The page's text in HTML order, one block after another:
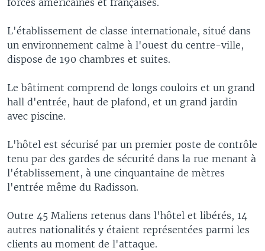
L'établissement de classe internationale, situé dans
un environnement calme à l'ouest du centre-ville,
dispose de 190 chambres et suites.
Le bâtiment comprend de longs couloirs et un grand
hall d'entrée, haut de plafond, et un grand jardin
avec piscine.
L'hôtel est sécurisé par un premier poste de contrôle
tenu par des gardes de sécurité dans la rue menant à
l'établissement, à une cinquantaine de mètres
l'entrée même du Radisson.
Outre 45 Maliens retenus dans l'hôtel et libérés, 14
autres nationalités y étaient représentées parmi les
clients au moment de l'attaque.